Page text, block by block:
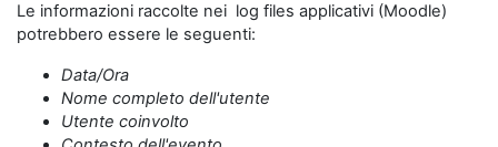
Le informazioni raccolte nei log files applicativi (Moodle)
potrebbero essere le seguenti:
Data/Ora
Nome completo dell'utente
Utente coinvolto